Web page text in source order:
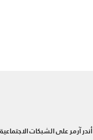
أندر آرمر على الشبكات الاجتماعية